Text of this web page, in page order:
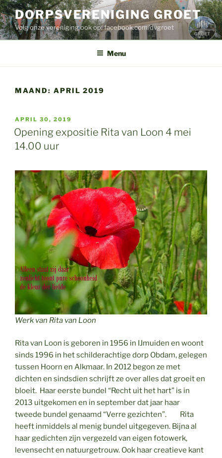
Ga
naar
de
inhoud
DORPSVERENIGING GROET
Volg onze vereniging ook op: facebook.com/dvgroet
Menu
MAAND: APRIL 2019
GEPLAATST
OP
APRIL 30, 2019
Opening expositie Rita van Loon 4 mei
14.00 uur
Werk van Rita van Loon
Rita van Loon is geboren in 1956 in IJmuiden en woont
sinds 1996 in het schilderachtige dorp Obdam, gelegen
tussen Hoorn en Alkmaar. In 2012 begon ze met
dichten en sindsdien schrijft ze over alles dat groeit en
bloeit. Haar eerste bundel “Recht uit het hart” is in
2013 uitgekomen en in september dat jaar haar
tweede bundel genaamd “Verre gezichten”. Rita
heeft inmiddels al menig bundel uitgegeven. Bijna al
haar gedichten zijn vergezeld van eigen fotowerk,
levensecht en natuurgetrouw. Ook haar creatieve kant